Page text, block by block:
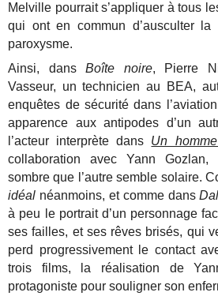
Melville pourrait s’appliquer à tous
qui ont en commun d’ausculter
paroxysme.
Ainsi, dansBoîte noire, Pierre
Vasseur, un technicien au BEA,
enquêtes de sécurité dans
apparence aux antipodes d’un
l’acteur interprète dans Un
collaboration avec Yann Gozlan,
sombre que l’autre semble solaire.
idéal néanmoins, et comme dans
à peu le portrait d’un personnage
ses failles, et ses rêves brisés, qui
perd progressivement le contact
trois films, la réalisation de
protagoniste pour souligner son